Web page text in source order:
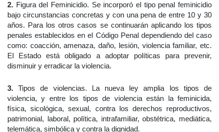
2. Figura del Feminicidio. Se incorporó el tipo penal feminicidio
bajo circunstancias concretas y con una pena de entre 10 y 30
años. Para los otros casos se continuarán aplicando los tipos
penales establecidos en el Código Penal dependiendo del caso
como: coacción, amenaza, daño, lesión, violencia familiar, etc.
El Estado está obligado a adoptar políticas para prevenir,
disminuir y erradicar la violencia.
3. Tipos de violencias. La nueva ley amplia los tipos de
violencia, y entre los tipos de violencia están la feminicida,
física, sicológica, sexual, contra los derechos reproductivos,
patrimonial, laboral, política, intrafamiliar, obstétrica, mediática,
telemática, simbólica y contra la dignidad.